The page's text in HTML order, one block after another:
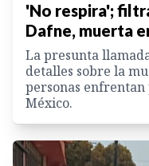
'No respira';
Dafne, muerta
La presunta
detalles sobre la
personas
México.